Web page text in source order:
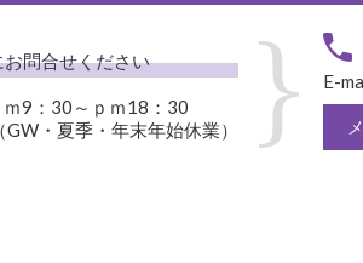
問合せください
9：30～ｐｍ18：30
・夏季・年末年始休業）
E-